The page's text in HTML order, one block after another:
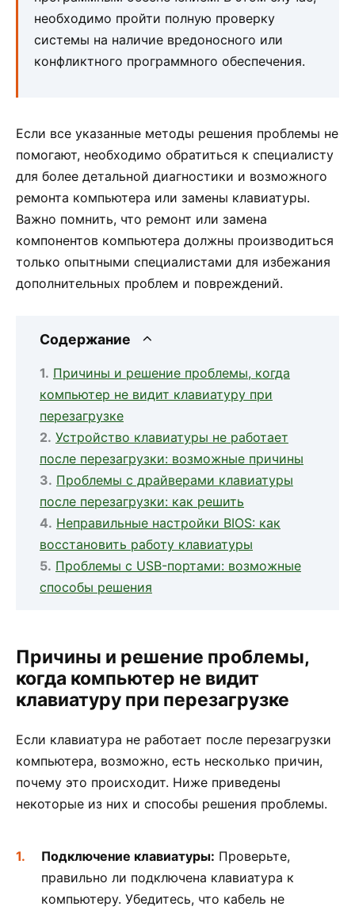
необходимо пройти полную проверку
системы на наличие вредоносного или
конфликтного программного обеспечения.
Если все указанные методы решения проблемы не
помогают, необходимо обратиться к специалисту
для более детальной диагностики и возможного
ремонта компьютера или замены клавиатуры.
Важно помнить, что ремонт или замена
компонентов компьютера должны производиться
только опытными специалистами для избежания
дополнительных проблем и повреждений.
Содержание
Причины и решение проблемы, когда
компьютер не видит клавиатуру при
перезагрузке
Устройство клавиатуры не работает
после перезагрузки: возможные причины
Проблемы с драйверами клавиатуры
после перезагрузки: как решить
Неправильные настройки BIOS: как
восстановить работу клавиатуры
Проблемы с USB-портами: возможные
способы решения
Причины и решение проблемы,
когда компьютер не видит
клавиатуру при перезагрузке
Если клавиатура не работает после перезагрузки
компьютера, возможно, есть несколько причин,
почему это происходит. Ниже приведены
некоторые из них и способы решения проблемы.
Подключение клавиатуры: Проверьте,
правильно ли подключена клавиатура к
компьютеру. Убедитесь, что кабель не